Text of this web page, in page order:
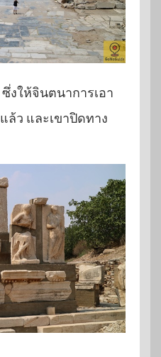
ซึ่งให้จินตนาการเอา
ล้ว และเขาปิดทาง